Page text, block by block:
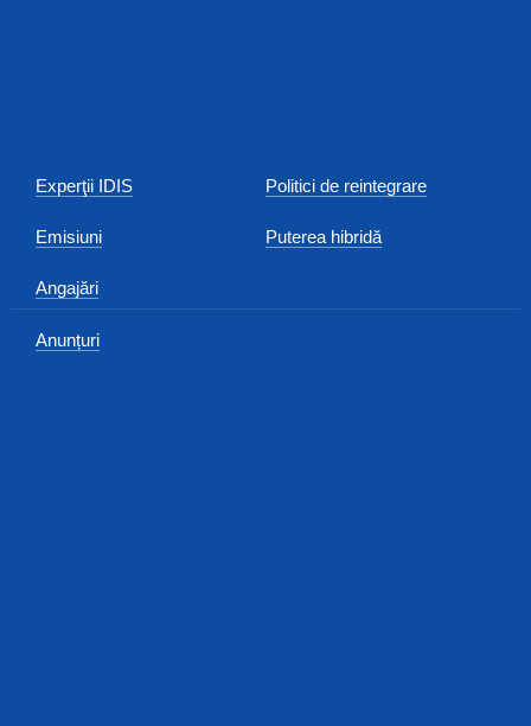
Experţii IDIS
Emisiuni
Angajări
Anunțuri
Politici de reintegrare
Puterea hibridă